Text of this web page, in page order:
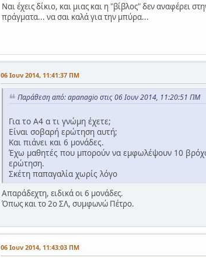
Ναι έχεις δίκιο, και μιας και η "βίβλος" δεν αναφέρει
πράγματα... να σαι καλά για την μπύρα...
06 Ιουν 2014, 11:41:37 ΠΜ
Παράθεση από: apanagio στις 06 Ιουν 2014, 11:20:51 ΠΜ
Για το Α4 α τι γνώμη έχετε;
Είναι σοβαρή ερώτηση αυτή;
Και πιάνει και 6 μονάδες.
Έχω μαθητές που μπορούν να εμφωλέψουν 10
ερώτηση.
Σκέτη παπαγαλία χωρίς λόγο
Απαράδεχτη, ειδικά οι 6 μονάδες.
Όπως και το 2ο ΣΛ, συμφωνώ Πέτρο.
06 Ιουν 2014, 11:43:03 ΠΜ